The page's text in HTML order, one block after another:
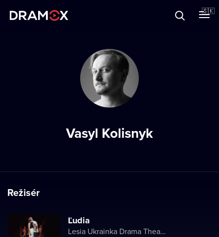
🇸🇰
Vasyl Kolisnyk
Režisér
Ľudia
Lesia Ukrainka Drama Theater